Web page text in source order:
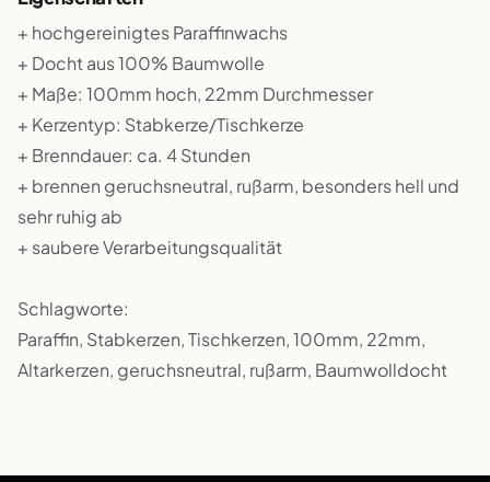
+ hochgereinigtes Paraffinwachs
+ Docht aus 100% Baumwolle
+ Maße: 100mm hoch, 22mm Durchmesser
+ Kerzentyp: Stabkerze/Tischkerze
+ Brenndauer: ca. 4 Stunden
+ brennen geruchsneutral, rußarm, besonders hell und
sehr ruhig ab
+ saubere Verarbeitungsqualität
Schlagworte:
Paraffin, Stabkerzen, Tischkerzen, 100mm, 22mm,
Altarkerzen, geruchsneutral, rußarm, Baumwolldocht